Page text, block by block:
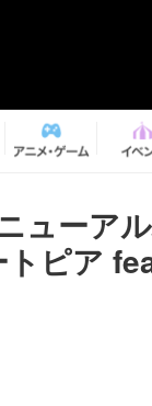
ューア
ピア